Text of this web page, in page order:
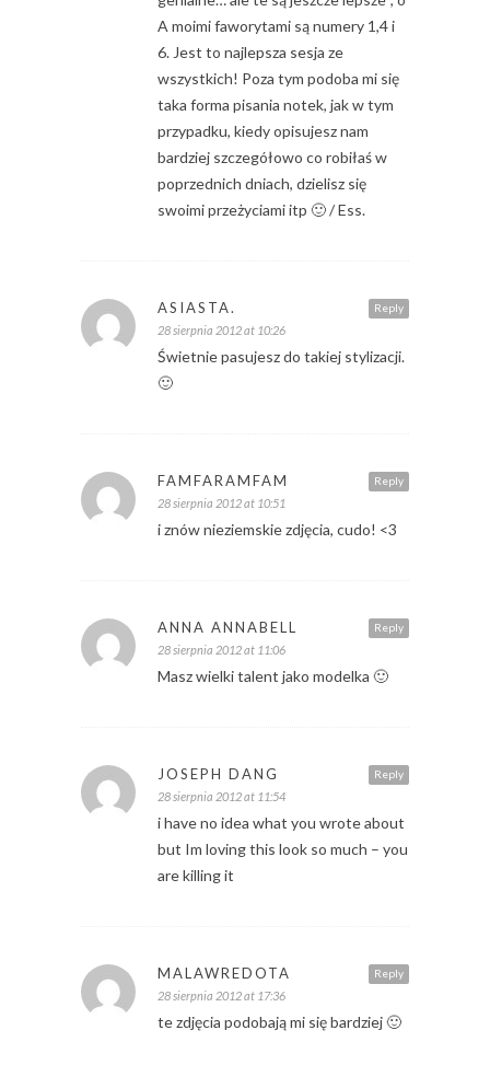
A moimi faworytami są numery 1,4 i
6. Jest to najlepsza sesja ze
wszystkich! Poza tym podoba mi się
taka forma pisania notek, jak w tym
przypadku, kiedy opisujesz nam
bardziej szczegółowo co robiłaś w
poprzednich dniach, dzielisz się
swoimi przeżyciami itp 🙂 / Ess.
Reply
ASIASTA.
28 sierpnia 2012 at 10:26
Świetnie pasujesz do takiej stylizacji.
🙂
Reply
FAMFARAMFAM
28 sierpnia 2012 at 10:51
i znów nieziemskie zdjęcia, cudo! <3
Reply
ANNA ANNABELL
28 sierpnia 2012 at 11:06
Masz wielki talent jako modelka 🙂
Reply
JOSEPH DANG
28 sierpnia 2012 at 11:54
i have no idea what you wrote about
but Im loving this look so much – you
are killing it
Reply
MALAWREDOTA
28 sierpnia 2012 at 17:36
te zdjęcia podobają mi się bardziej 🙂